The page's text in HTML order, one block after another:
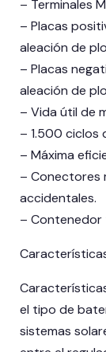
– Terminales
– Placas
aleación de
– Placas
aleación de
– Vida útil de
– 1.500 ciclos
– Máxima
– Conectores
accidentales.
– Contenedor
el tipo de
sistemas